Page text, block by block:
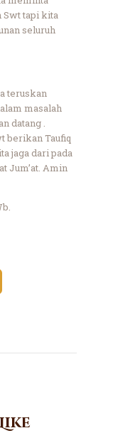
Swt tapi kita
seluruh
teruskan
masalah
datang .
berikan Taufiq
jaga dari pada
Jum’at. Amin